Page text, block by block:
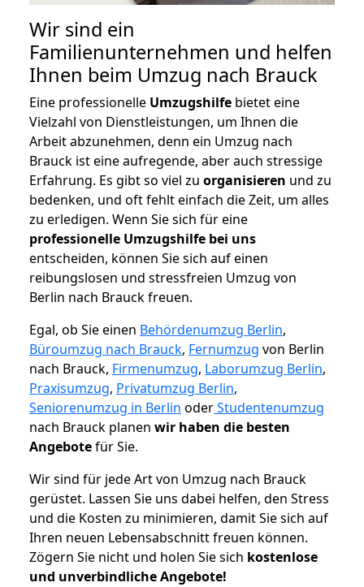
Wir sind ein
Familienunternehmen und helfen
Ihnen beim Umzug nach Brauck
Eine professionelle Umzugshilfe bietet eine
Vielzahl von Dienstleistungen, um Ihnen die
Arbeit abzunehmen, denn ein Umzug nach
Brauck ist eine aufregende, aber auch stressige
Erfahrung. Es gibt so viel zu organisieren und zu
bedenken, und oft fehlt einfach die Zeit, um alles
zu erledigen. Wenn Sie sich für eine
professionelle Umzugshilfe bei uns
entscheiden, können Sie sich auf einen
reibungslosen und stressfreien Umzug von
Berlin nach Brauck freuen.
Egal, ob Sie einen Behördenumzug Berlin,
Büroumzug nach Brauck, Fernumzug von Berlin
nach Brauck, Firmenumzug, Laborumzug Berlin,
Praxisumzug, Privatumzug Berlin,
Seniorenumzug in Berlin oderStudentenumzug
nach Brauck planen wir haben die besten
Angebotefür Sie.
Wir sind für jede Art von Umzug nach Brauck
gerüstet. Lassen Sie uns dabei helfen, den Stress
und die Kosten zu minimieren, damit Sie sich auf
Ihren neuen Lebensabschnitt freuen können.
Zögern Sie nicht und holen Sie sich kostenlose
und unverbindliche Angebote!